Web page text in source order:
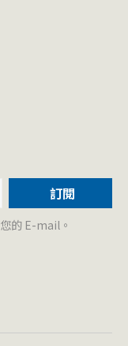
訂閱
的 E-mail。